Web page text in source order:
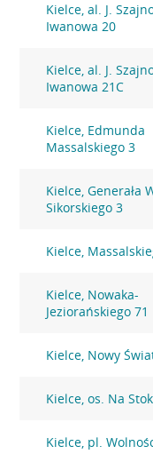
Kielce, al. J.
Iwanowa 20
Kielce, al. J.
Iwanowa 21C
Kielce, Edmunda
Massalskiego 3
Kielce, Generała
Sikorskiego 3
Kielce,
Kielce, Nowaka-
Jeziorańskiego 71
Kielce, Nowy
Kielce, os. Na
Kielce, pl.